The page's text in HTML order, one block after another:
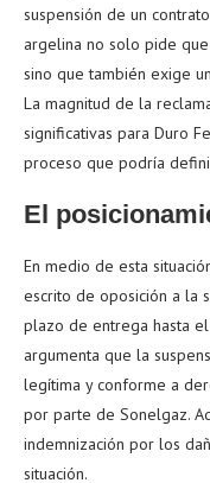
suspensión de un
argelina no solo pide
sino que también exige
La magnitud de la
significativas para Duro
proceso que podría
El
En medio de esta
escrito de oposición a la
plazo de entrega hasta
argumenta que la
legítima y conforme a
por parte de Sonelgaz.
indemnización por los
situación.